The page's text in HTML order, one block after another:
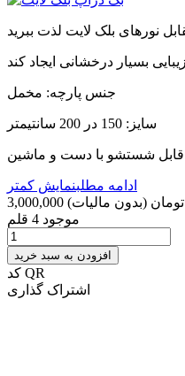
جنس پارچه: مخمل
سایز: 150 در 200 سانتیمتر
قابل شستشو با دست و ماشین
ادامه مطلبنمایش کمتر
3,000,000 تومان (بدون مالیات)
موجود 4 قلم
افزودن به سبد خرید
کد QR
اشتراک گذاری